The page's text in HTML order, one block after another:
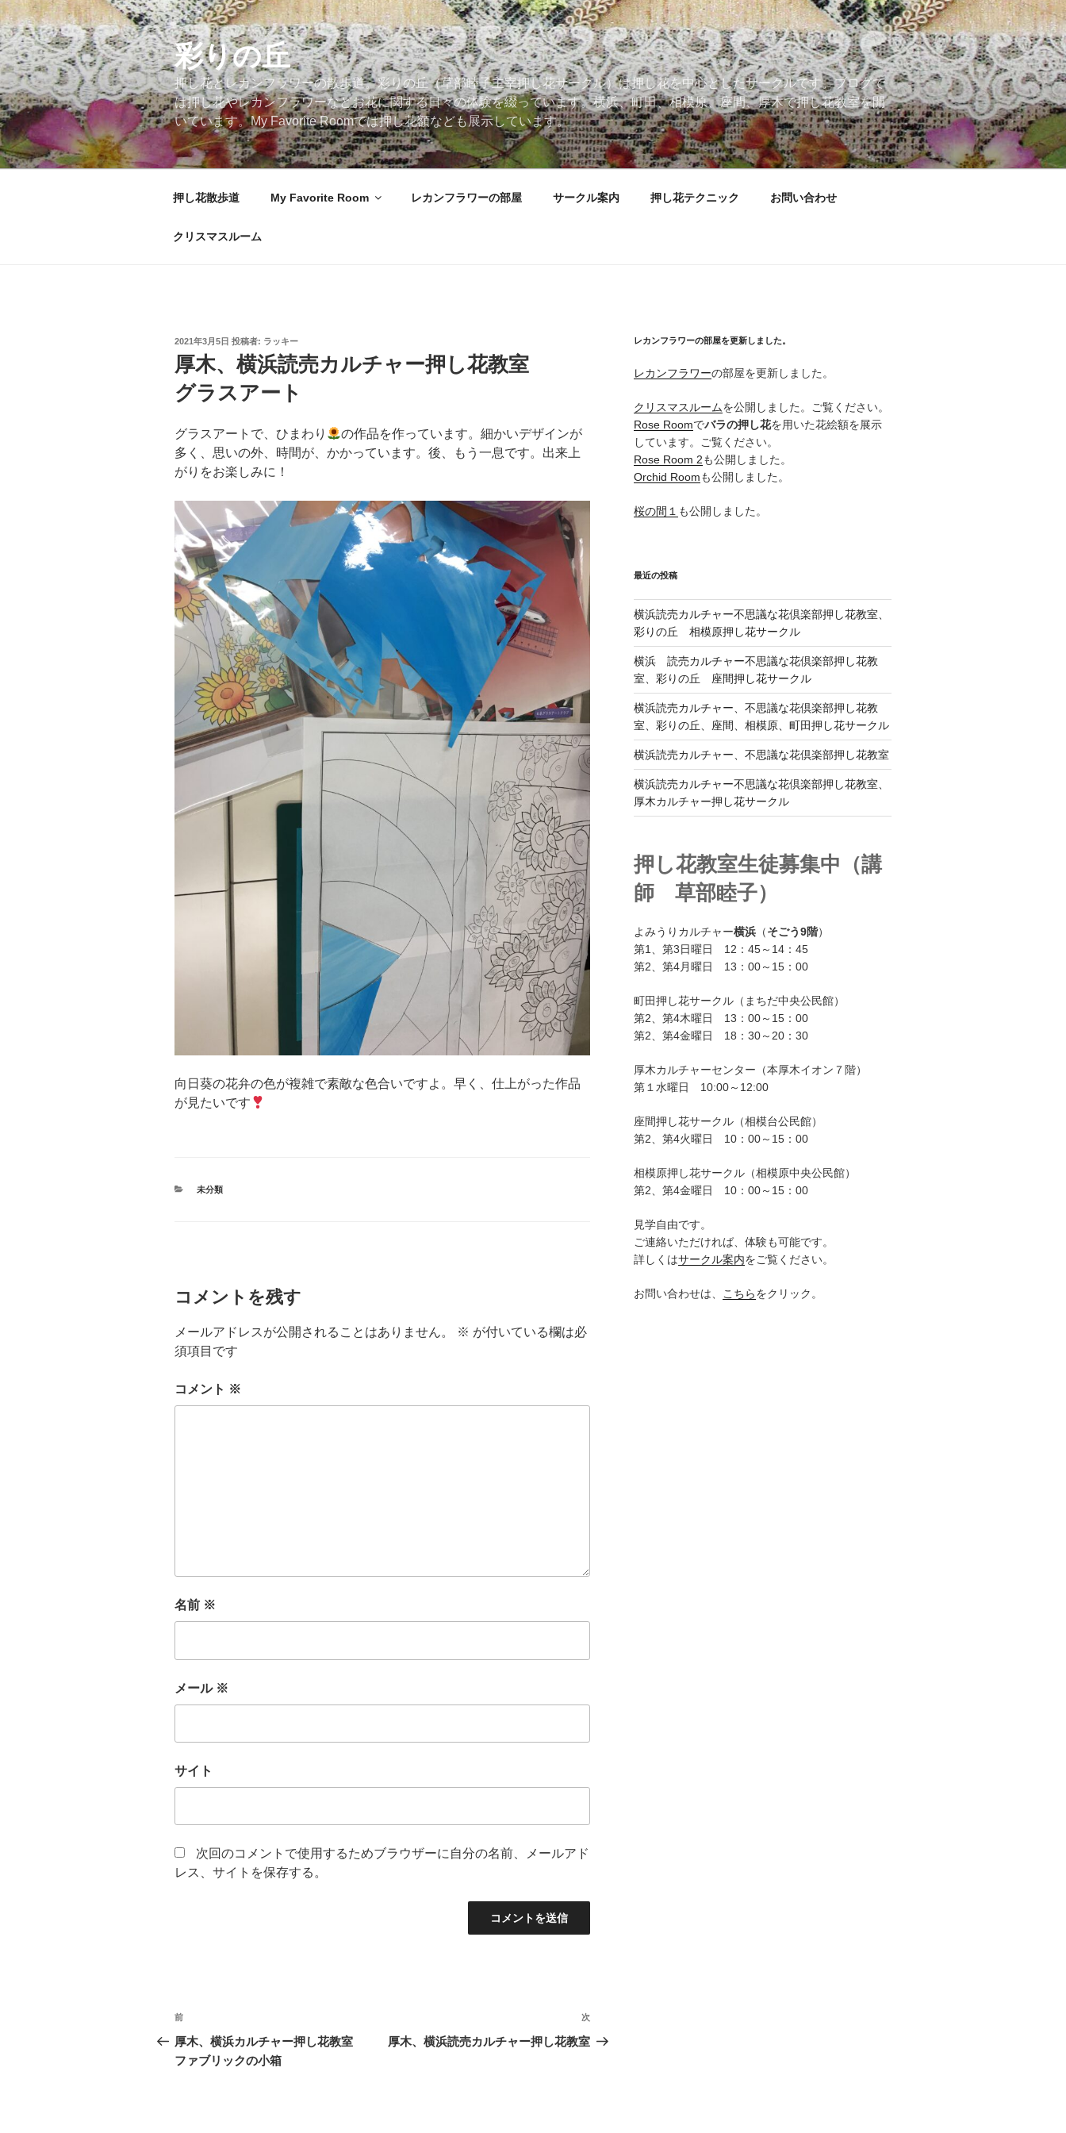
コ
ン
テ
ン
ツ
へ
ス
キ
ッ
彩りの丘
押し花とレカンフラワーの散歩道。彩りの丘（草部睦子主宰押し花サークル）は押し花を中心としたサークルです。ブログで
は押し花やレカンフラワーなどお花に関する日々の体験を綴っています。横浜、町田、相模原、座間、厚木で押し花教室を開
いています。My Favorite Roomでは押し花額なども展示しています。
押し花散歩道 My Favorite Room レカンフラワーの部屋 サークル案内 押し花テクニック お問い合わせ
クリスマスルーム
投
稿
日:
2021年3月5日 投稿者: ラッキー
厚木、横浜読売カルチャー押し花教室
グラスアート
グラスアートで、ひまわり
の作品を作っています。細かいデザインが
多く、思いの外、時間が、かかっています。後、もう一息です。出来上
がりをお楽しみに！
向日葵の花弁の色が複雑で素敵な色合いですよ。早く、仕上がった作品
が見たいです
カ
未分類
コメントを残す
メールアドレスが公開されることはありません。 ※ が付いている欄は必
須項目です
コメント ※
名前 ※
メール ※
サイト
次回のコメントで使用するためブラウザーに自分の名前、メールアド
レス、サイトを保存する。
投
稿
ナ
前
の
投
前
厚木、横浜カルチャー押し花教室
ファブリックの小箱
次
の
次
厚木、横浜読売カルチャー押し花教室
レカンフラワーの部屋を更新しました。
レカンフラワーの部屋を更新しました。
クリスマスルームを公開しました。ご覧ください。
Rose Roomでバラの押し花を用いた花絵額を展示
しています。ご覧ください。
Rose Room 2も公開しました。
Orchid Roomも公開しました。
桜の間１ も公開しました。
最近の投稿
横浜読売カルチャー不思議な花倶楽部押し花教室、
彩りの丘 相模原押し花サークル
横浜 読売カルチャー不思議な花倶楽部押し花教
室、彩りの丘 座間押し花サークル
横浜読売カルチャー、不思議な花倶楽部押し花教
室、彩りの丘、座間、相模原、町田押し花サークル
横浜読売カルチャー、不思議な花倶楽部押し花教室
横浜読売カルチャー不思議な花倶楽部押し花教室、
厚木カルチャー押し花サークル
押し花教室生徒募集中（講
師 草部睦子）
よみうりカルチャー横浜（そごう9階）
第1、第3日曜日 12：45～14：45
第2、第4月曜日 13：00～15：00
町田押し花サークル（まちだ中央公民館）
第2、第4木曜日 13：00～15：00
第2、第4金曜日 18：30～20：30
厚木カルチャーセンター（本厚木イオン７階）
第１水曜日 10:00～12:00
座間押し花サークル（相模台公民館）
第2、第4火曜日 10：00～15：00
相模原押し花サークル（相模原中央公民館）
第2、第4金曜日 10：00～15：00
見学自由です。
ご連絡いただければ、体験も可能です。
詳しくはサークル案内をご覧ください。
お問い合わせは、 こちらをクリック。